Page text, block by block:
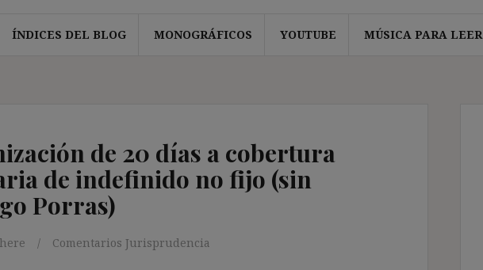
ÍNDICES DEL BLOG MONOGRÁFICOS YOUTUBE MÚSICA PARA LEER
de 20 días a cobertura
de indefinido no fijo (sin
Porras)
Comentarios Jurisprudencia